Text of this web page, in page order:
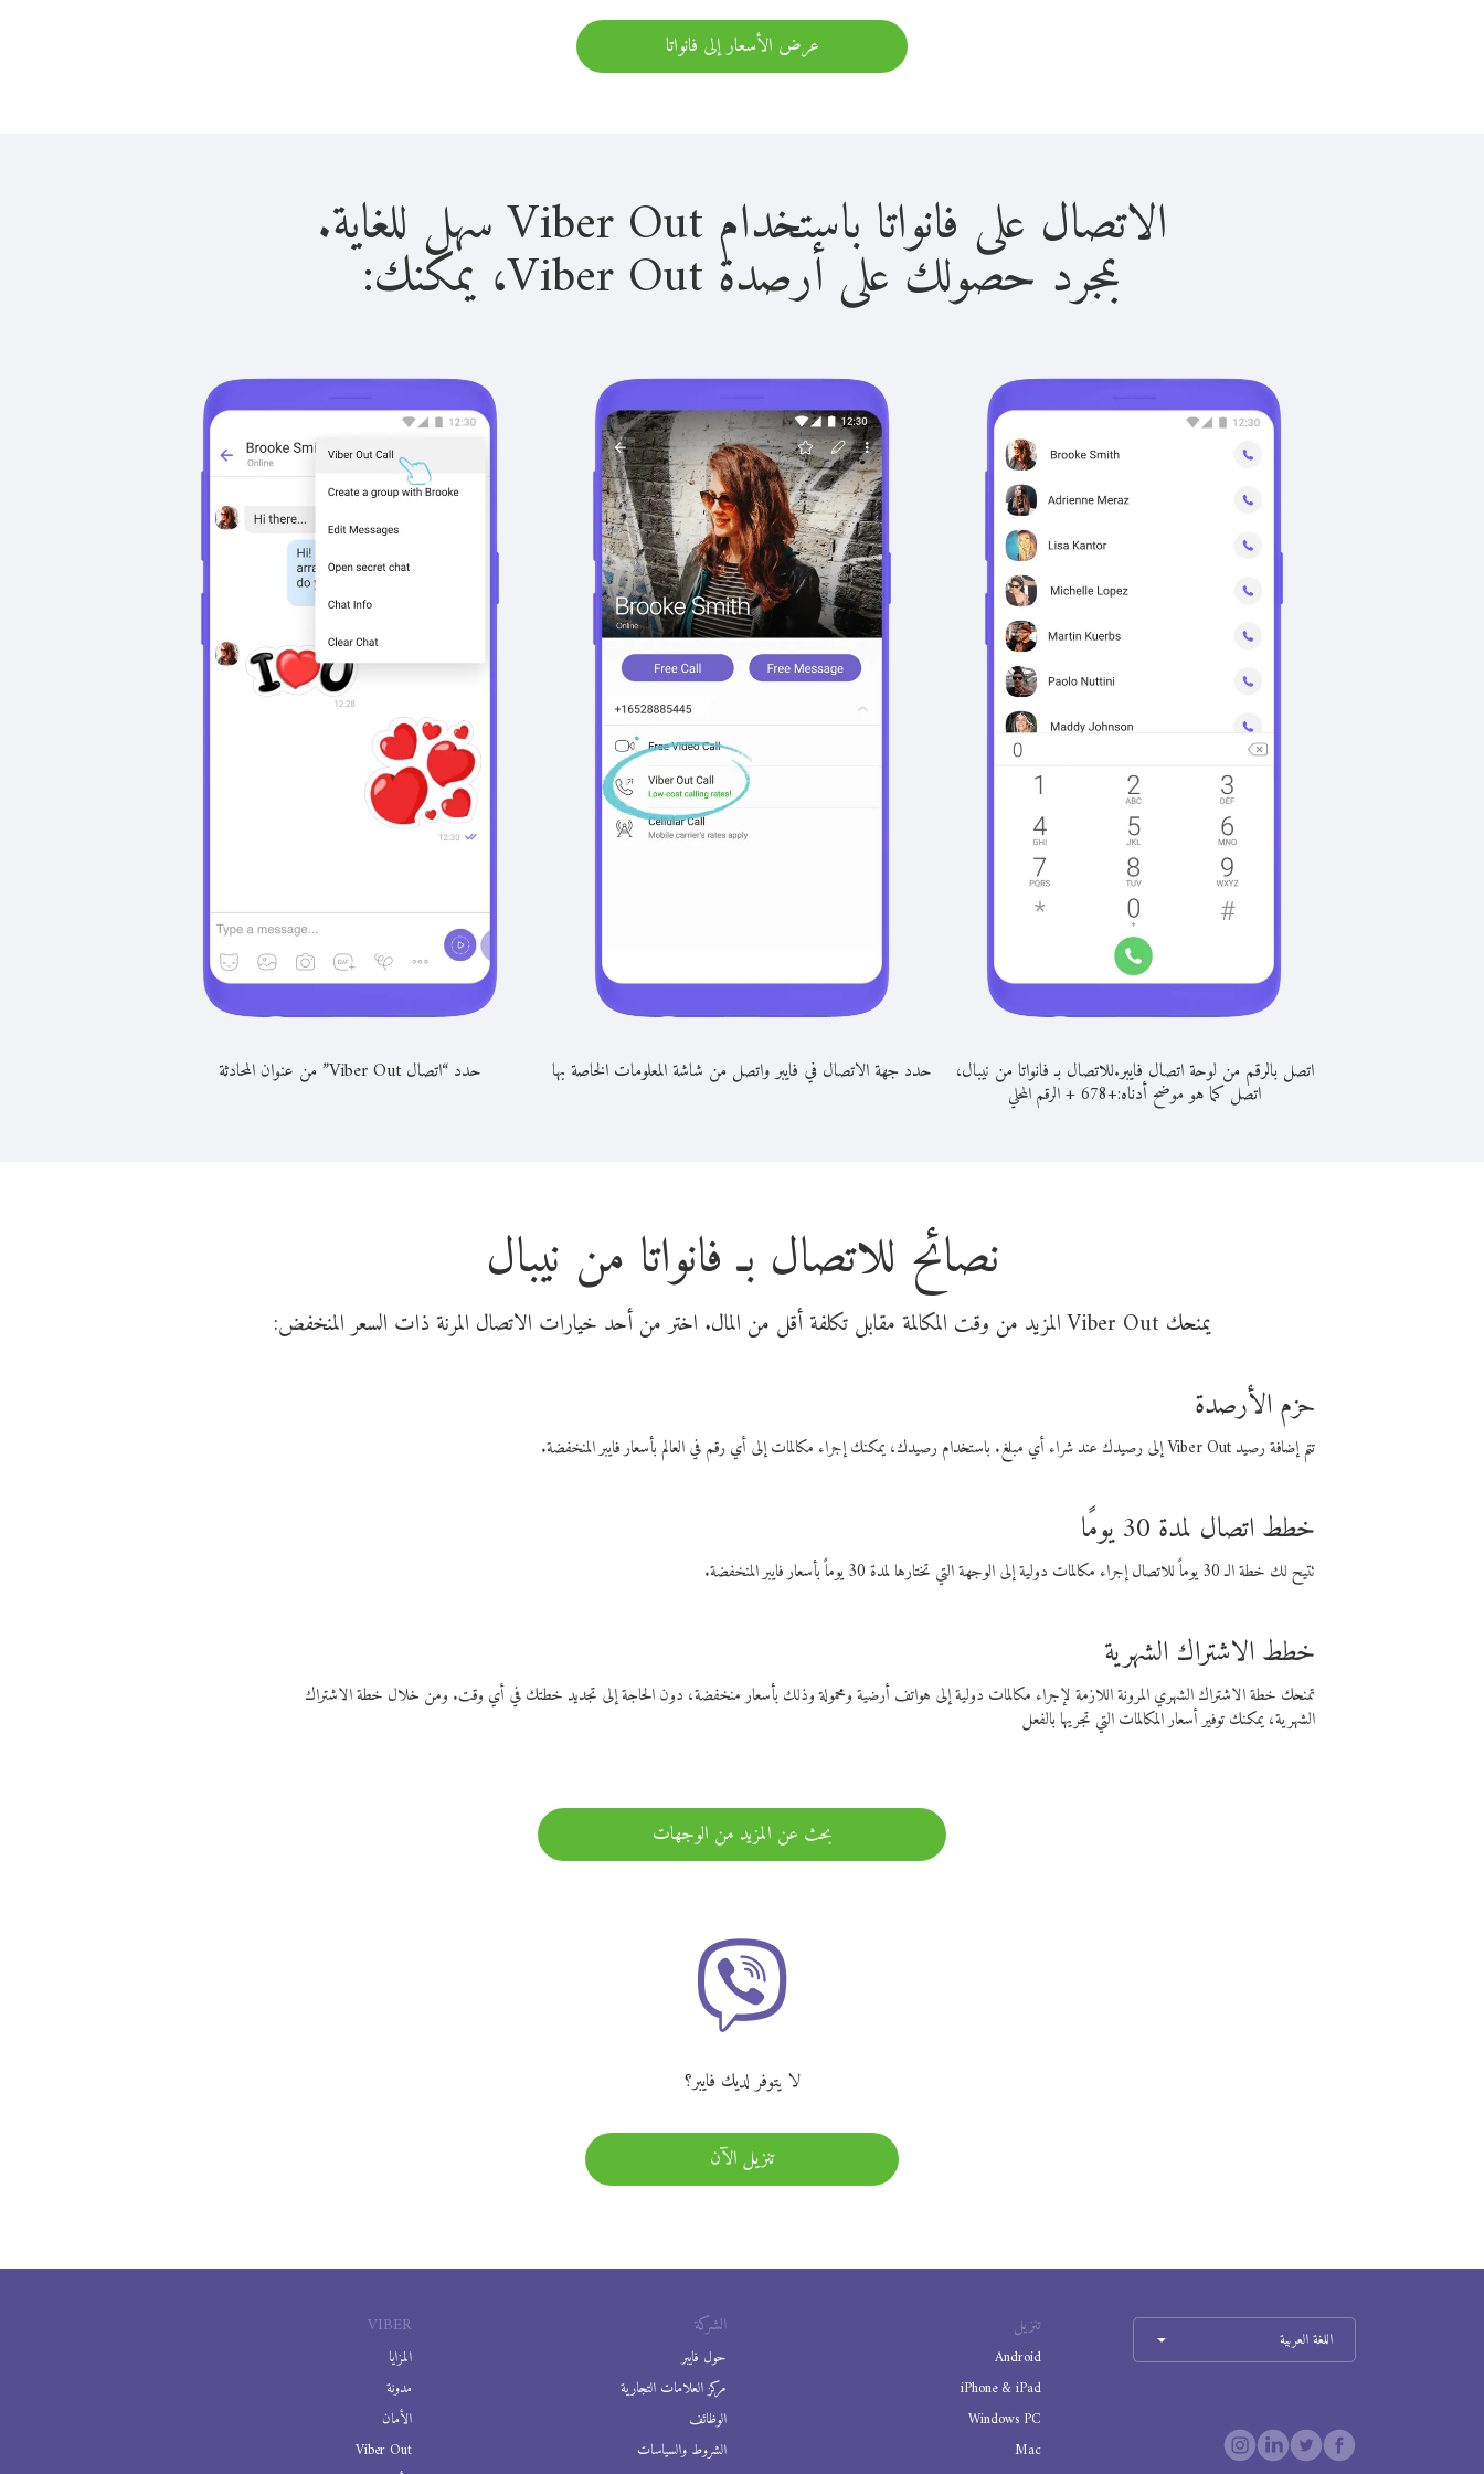
عرض الأسعار إلى فانواتا
الاتصال على فانواتا باستخدام Viber Out سهل للغاية.
بمجرد حصولك على أرصدة Viber Out، يمكنك:
اتصل بالرقم من لوحة اتصال فايبر.للاتصال بـ فانواتا من نيبال،
اتصل كما هو موضح أدناه:+
678
+الرقم المحلي
حدد جهة الاتصال في فايبر واتصل من شاشة المعلومات الخاصة بها حدد “اتصال Viber Out” من عنوان المحادثة
نصائح للاتصال بـ فانواتا من نيبال
يمنحك Viber Out المزيد من وقت المكالمة مقابل تكلفة أقل من المال. اختر من أحد خيارات الاتصال المرنة ذات السعر المنخفض:
حزم الأرصدة
تتم إضافة رصيد Viber Out إلى رصيدك عند شراء أي مبلغ. باستخدام رصيدك، يمكنك إجراء مكالمات إلى أي رقم في العالم بأسعار فايبر المنخفضة.
خطط اتصال لمدة 30 يومًا
تتيح لك خطة الـ 30 يوماً للاتصال إجراء مكالمات دولية إلى الوجهة التي تختارها لمدة 30 يوماً بأسعار فايبر المنخفضة.
خطط الاشتراك الشهرية
تمنحك خطة الاشتراك الشهري المرونة اللازمة لإجراء مكالمات دولية إلى هواتف أرضية ومحمولة وذلك بأسعار منخفضة، دون الحاجة إلى تجديد خطتك في أي وقت. ومن خلال خطة الاشتراك
الشهرية، يمكنك توفير أسعار المكالمات التي تجريها بالفعل
بحث عن المزيد من الوجهات
لا يتوفر لديك فايبر؟
تنزيل الآن
VIBER
المزايا
مدونة
الأمان
Viber Out
الشركة
حول فايبر
مركز العلامات التجارية
الوظائف
الشروط والسياسات
تنزيل
Android
iPhone & iPad
Windows PC
Mac
اللغة العربية